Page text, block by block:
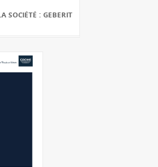
SOCIÉTÉ : GEBERIT